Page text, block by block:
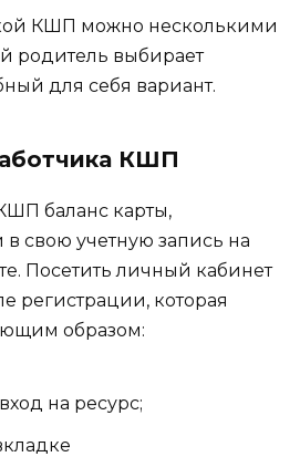
КШП можно несколькими
родитель выбирает
для себя вариант.
КШП
баланс карты,
свою учетную запись на
Посетить личный кабинет
регистрации, которая
образом:
на ресурс;